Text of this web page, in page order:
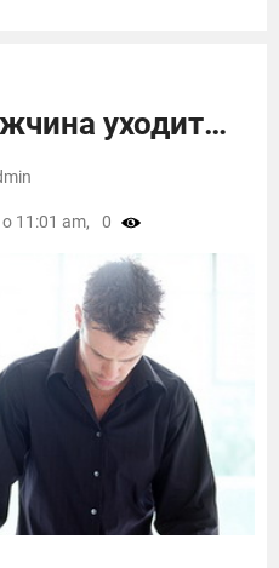
уходит…
11:01 am, 0